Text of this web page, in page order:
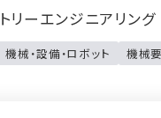
リーエンジニアリング
機械・設備・ロボット 機械